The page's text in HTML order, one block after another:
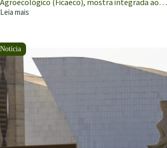
Leia mais
Quarteto
estatueta
Xicão
Xukuru
no
3º
Festival
Internacional
de
Cinema
Agroecológico